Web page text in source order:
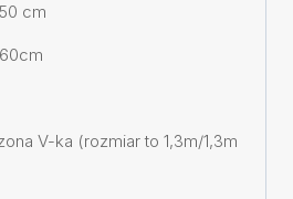
cm
V-ka (rozmiar to 1,3m/1,3m